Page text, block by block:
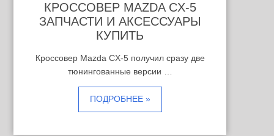
КРОССОВЕР MAZDA CX-5
ЗАПЧАСТИ И АКСЕССУАРЫ
КУПИТЬ
Кроссовер Mazda CX-5 получил сразу две
тюнингованные версии …
ПОДРОБНЕЕ »